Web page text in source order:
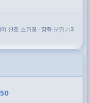
신호 스위칭 · 황화 분위기에